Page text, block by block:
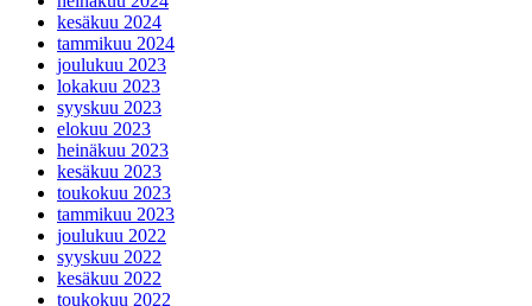
kesäkuu 2024
tammikuu 2024
joulukuu 2023
lokakuu 2023
syyskuu 2023
elokuu 2023
heinäkuu 2023
kesäkuu 2023
toukokuu 2023
tammikuu 2023
joulukuu 2022
syyskuu 2022
kesäkuu 2022
toukokuu 2022